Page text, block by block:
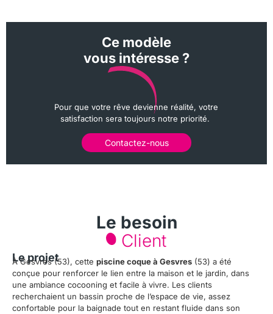
Ce modèle
vous intéresse ?
Pour que votre rêve devienne réalité, votre
satisfaction sera toujours notre priorité.
Contactez-nous
Le besoin
Client​
Le projet
À Gesvres (53), cette piscine coque à Gesvres (53) a été
conçue pour renforcer le lien entre la maison et le jardin, dans
une ambiance cocooning et facile à vivre. Les clients
recherchaient un bassin proche de l’espace de vie, assez
confortable pour la baignade tout en restant fluide dans son